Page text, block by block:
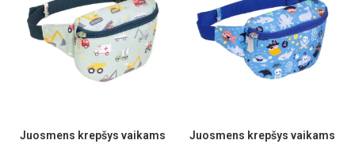
Juosmens krepšys vaikams
Juosmens krepšys vaikams